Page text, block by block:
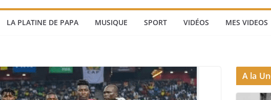
LA PLATINE DE PAPA MUSIQUE SPORT VIDÉOS MES VIDEOS
A la